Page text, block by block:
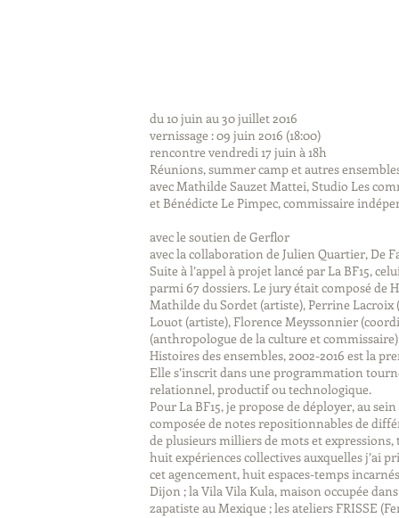
du 10 juin au 30 juillet 2016
vernissage : 09 juin 2016 (18:00)
rencontre vendredi 17 juin à 18h
Réunions, summer camp et autres
avec Mathilde Sauzet Mattei, Studio Les
et Bénédicte Le Pimpec, commissaire
avec le soutien de Gerflor
avec la collaboration de Julien Quartier, De
Suite à l’appel à projet lancé par La BF15,
parmi 67 dossiers. Le jury était composé
Mathilde du Sordet (artiste), Perrine Lacroix
Louot (artiste), Florence Meyssonnier
(anthropologue de la culture et
Histoires des ensembles, 2002-2016 est la
Elle s’inscrit dans une programmation
relationnel, productif ou technologique.
Pour La BF15, je propose de déployer, au
composée de notes repositionnables de
de plusieurs milliers de mots et
huit expériences collectives auxquelles j’ai
cet agencement, huit espaces-temps
Dijon ; la Vila Vila Kula, maison occupée
zapatiste au Mexique ; les ateliers FRISSE